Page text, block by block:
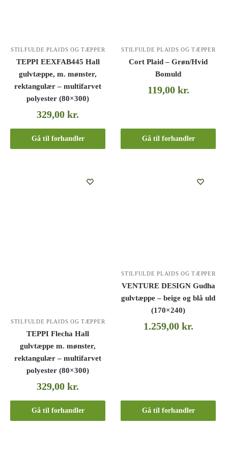
STILFULDE PLAIDS OG TÆPPER
TEPPI EEXFAB445 Hall
gulvtæppe, m. mønster,
rektangulær – multifarvet
polyester (80×300)
329,00kr.
Gå til forhandler
STILFULDE PLAIDS OG TÆPPER
Cort Plaid – Grøn/Hvid
Bomuld
119,00 kr.
Gå til forhandler
STILFULDE PLAIDS OG TÆPPER
TEPPI Flecha Hall
gulvtæppe m. mønster,
rektangulær – multifarvet
polyester (80×300)
329,00kr.
Gå til forhandler
STILFULDE PLAIDS OG TÆPPER
VENTURE DESIGN Gudha
gulvtæppe – beige og blå uld
(170×240)
1.259,00 kr.
Gå til forhandler